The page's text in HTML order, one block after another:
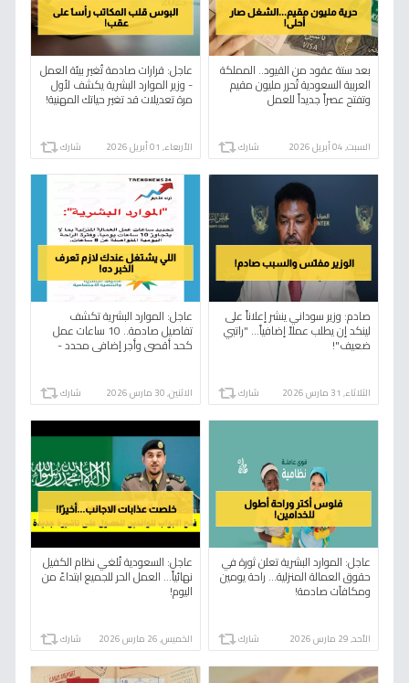
بعد ستة عقود من القيود.. المملكة
العربية السعودية تُحرر مليون مقيم
وتفتح عصراً جديداً للعمل
السبت, 04 أبريل 2026 شارك
عاجل: قرارات صادمة تُغير بيئة العمل
- وزير الموارد البشرية يكشف لأول
مرة تعديلات قد تغير حياتك المهنية!
الأربعاء, 01 أبريل 2026 شارك
صادم: وزير سوداني ينشر إعلاناً على
لينكد إن يطلب عملاً إضافياً... "راتبي
ضعيف"!
الثلاثاء, 31 مارس 2026 شارك
عاجل: الموارد البشرية تكشف
تفاصيل صادمة.. 10 ساعات عمل
كحد أقصى وأجر إضافي محدد -
الاثنين, 30 مارس 2026 شارك
عاجل: الموارد البشرية تعلن ثورة في
حقوق العمالة المنزلية... راحة يومين
ومكافآت صادمة!
الأحد, 29 مارس 2026 شارك
عاجل: السعودية تُلغي نظام الكفيل
نهائياً... العمل الحر للجميع ابتداءً من
اليوم!
الخميس, 26 مارس 2026 شارك